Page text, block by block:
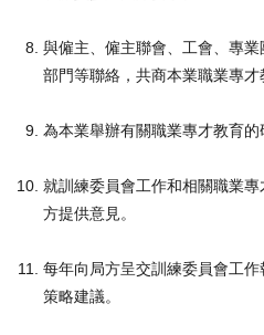
與僱主、僱主聯會、工會、專
部門等聯絡，共商本業職業專才
為本業舉辦有關職業專才教育的
就訓練委員會工作和相關職業
方提供意見。
每年向局方呈交訓練委員會工
策略建議。